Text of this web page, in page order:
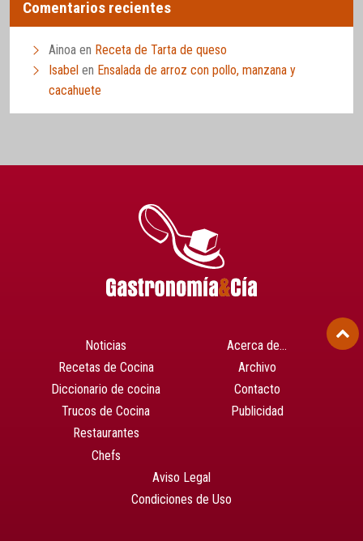
Comentarios recientes
Ainoa en Receta de Tarta de queso
Isabel en Ensalada de arroz con pollo, manzana y
cacahuete
Noticias
Recetas de Cocina
Diccionario de cocina
Trucos de Cocina
Restaurantes
Chefs
Acerca de…
Archivo
Contacto
Publicidad
Aviso Legal
Condiciones de Uso